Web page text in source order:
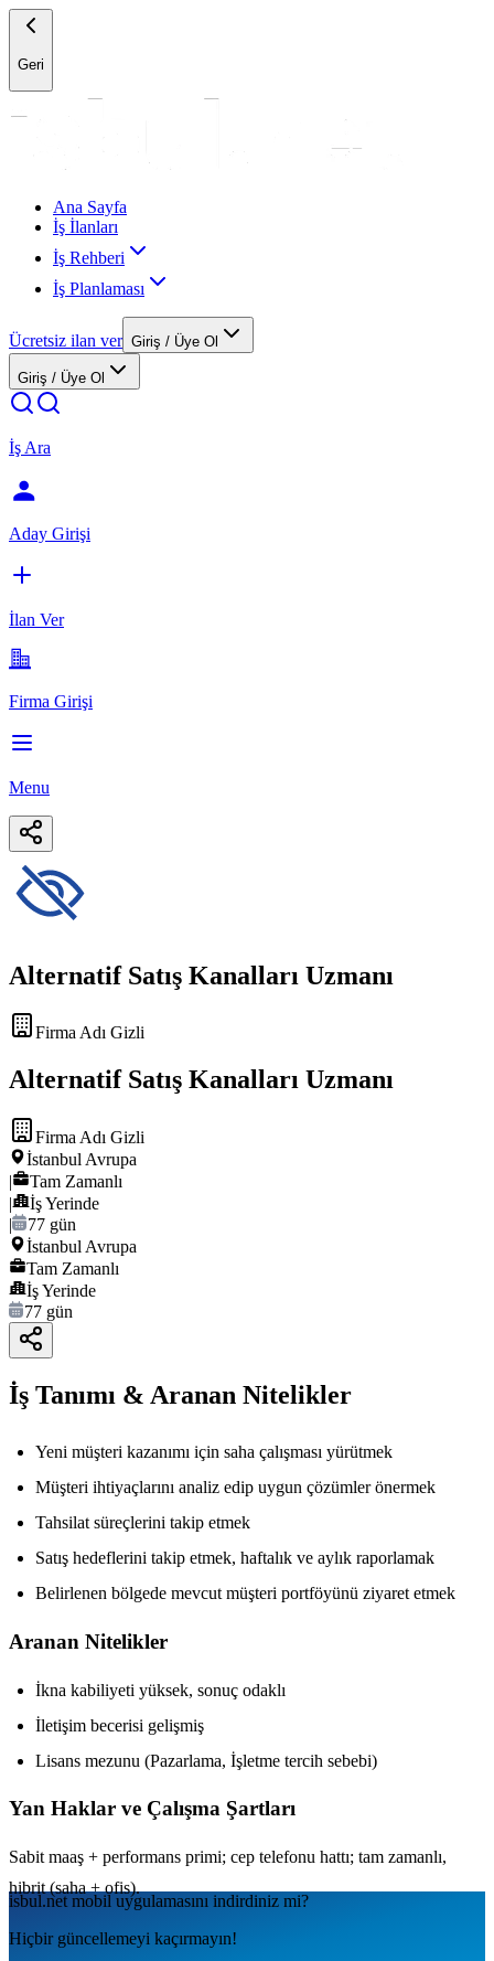
Geri
Ana Sayfa
İş İlanları
İş Rehberi
İş Planlaması
Ücretsiz ilan ver Giriş / Üye Ol
Giriş / Üye Ol
İş Ara
Aday Girişi
İlan Ver
Firma Girişi
Menu
Alternatif Satış Kanalları Uzmanı
Firma Adı Gizli
Alternatif Satış Kanalları Uzmanı
Firma Adı Gizli
İstanbul Avrupa
|
Tam Zamanlı
|
İş Yerinde
|
77 gün
İstanbul Avrupa
Tam Zamanlı
İş Yerinde
77 gün
İş Tanımı & Aranan Nitelikler
Yeni müşteri kazanımı için saha çalışması yürütmek
Müşteri ihtiyaçlarını analiz edip uygun çözümler önermek
Tahsilat süreçlerini takip etmek
Satış hedeflerini takip etmek, haftalık ve aylık raporlamak
Belirlenen bölgede mevcut müşteri portföyünü ziyaret etmek
Aranan Nitelikler
İkna kabiliyeti yüksek, sonuç odaklı
İletişim becerisi gelişmiş
Lisans mezunu (Pazarlama, İşletme tercih sebebi)
Yan Haklar ve Çalışma Şartları
Sabit maaş + performans primi; cep telefonu hattı; tam zamanlı,
hibrit (saha + ofis).
isbul.net mobil uygulamаsını indirdiniz mi?
Hiçbir güncellemeyi kaçırmayın!